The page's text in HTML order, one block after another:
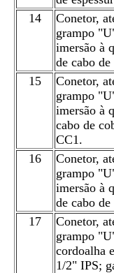
14
Conetor,
grampo
imersão à
de cabo
15
Conetor,
grampo
imersão à
cabo de
CC1.
16
Conetor,
grampo
imersão à
de cabo
17
Conetor,
grampo
cordoalha
1/2" IPS;